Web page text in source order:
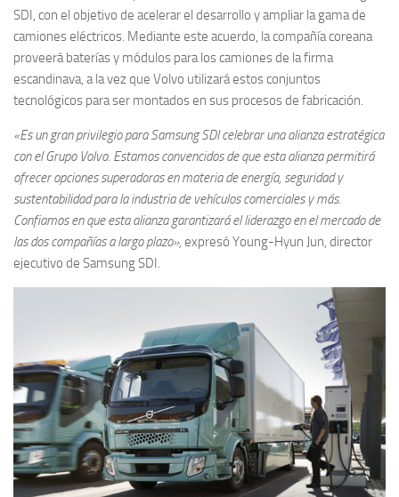
SDI, con el objetivo de acelerar el desarrollo y ampliar la gama de
camiones eléctricos. Mediante este acuerdo, la compañía coreana
proveerá baterías y módulos para los camiones de la firma
escandinava, a la vez que Volvo utilizará estos conjuntos
tecnológicos para ser montados en sus procesos de fabricación.
«Es un gran privilegio para Samsung SDI celebrar una alianza estratégica
con el Grupo Volvo. Estamos convencidos de que esta alianza permitirá
ofrecer opciones superadoras en materia de energía, seguridad y
sustentabilidad para la industria de vehículos comerciales y más.
Confiamos en que esta alianza garantizará el liderazgo en el mercado de
las dos compañías a largo plazo», expresó Young-Hyun Jun, director
ejecutivo de Samsung SDI.